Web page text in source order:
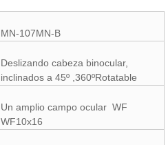
MN-107MN-B
Deslizando cabeza binocular,
inclinados a 45º ,360ºRotatable
Un amplio campo ocular WF
WF10x16